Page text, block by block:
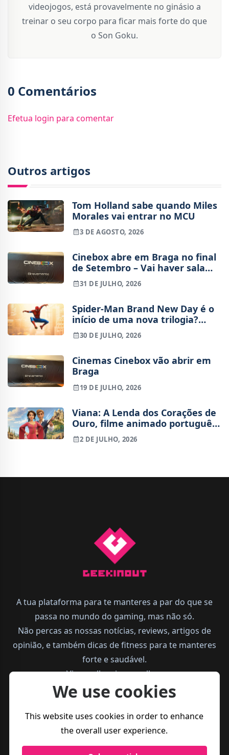
videojogos, está provavelmente no ginásio a
treinar o seu corpo para ficar mais forte do que
o Son Goku.
0 Comentários
Efetua login para comentar
Outros artigos
Tom Holland sabe quando Miles
Morales vai entrar no MCU
3 DE AGOSTO, 2026
Cinebox abre em Braga no final
de Setembro – Vai haver sala
IMAX?
31 DE JULHO, 2026
Spider-Man Brand New Day é o
início de uma nova trilogia?
Tudo o que sabemos sobre o
futuro do Peter Parker de Tom
30 DE JULHO, 2026
Cinemas Cinebox vão abrir em
Braga
19 DE JULHO, 2026
Viana: A Lenda dos Corações de
Ouro, filme animado português,
já tem trailer
2 DE JULHO, 2026
A tua plataforma para te manteres a par do que se
passa no mundo do gaming, mas não só.
Não percas as nossas notícias, reviews, artigos de
opinião, e também dicas de fitness para te manteres
forte e saudável.
Vive melhor, joga melhor.
We use cookies
This website uses cookies in order to enhance
the overall user experience.